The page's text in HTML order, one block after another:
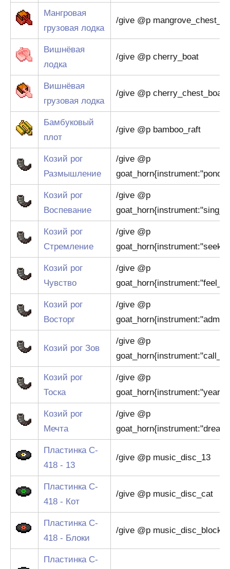
Мангровая
грузовая лодка
/give @p
Вишнёвая
лодка
/give @p cherry_boat
Вишнёвая
грузовая лодка
/give @p cherry_chest_boat
Бамбуковый
плот
/give @p bamboo_raft
Козий рог
Размышление
/give @p
Козий рог
Воспевание
/give @p
Козий рог
Стремление
/give @p
Козий рог
Чувство
/give @p
Козий рог
Восторг
/give @p
Козий рог Зов
/give @p
Козий рог
Тоска
/give @p
Козий рог
Мечта
/give @p
Пластинка C-
418 - 13
/give @p music_disc_13
Пластинка C-
418 - Кот
/give @p music_disc_cat
Пластинка C-
418 - Блоки
/give @p music_disc_blocks
Пластинка C-